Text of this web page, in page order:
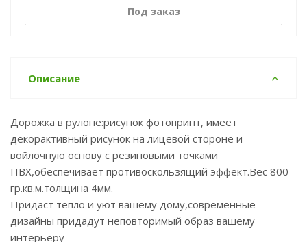
Под заказ
Описание
Дорожка в рулоне:рисунок фотопринт, имеет
декорактивный рисунок на лицевой стороне и
войлочную основу с резиновыми точками
ПВХ,обеспечивает противоскользящий эффект.Вес 800
гр.кв.м.толщина 4мм.
Придаст тепло и уют вашему дому,современные
дизайны придадут неповторимый образ вашему
интерьеру